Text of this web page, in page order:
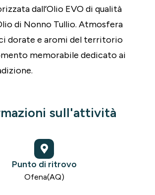
dall’Olio EVO di qualità
di Nonno Tullio. Atmosfera
dorate e aromi del territorio
memorabile dedicato ai
sull'attività
Punto di ritrovo
Ofena(AQ)